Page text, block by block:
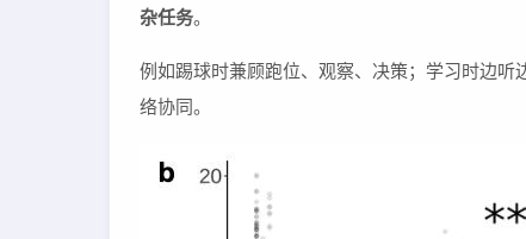
杂任务。
例如踢球时兼顾跑位、观察、决策；学习时边
络协同。